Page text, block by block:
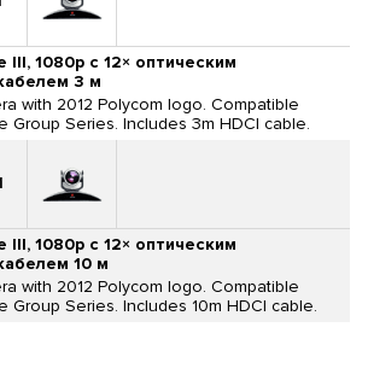
III, 1080p с 12× оптическим
3 м
with 2012 Polycom logo. Compatible
Group Series. Includes 3m HDCI cable.
III, 1080p с 12× оптическим
10 м
with 2012 Polycom logo. Compatible
Group Series. Includes 10m HDCI cable.